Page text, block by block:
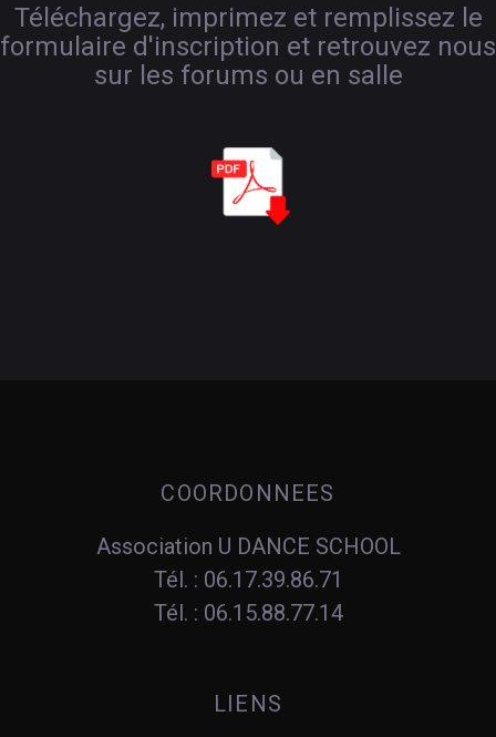
Téléchargez, imprimez et remplissez le
formulaire d'inscription et retrouvez nous
sur les forums ou en salle
COORDONNEES
Association U DANCE SCHOOL
Tél. : 06.17.39.86.71
Tél. : 06.15.88.77.14
LIENS